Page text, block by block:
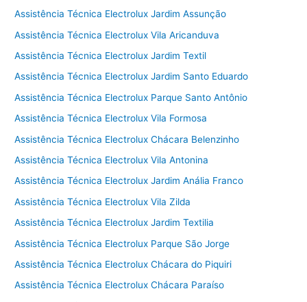
Assistência Técnica Electrolux Jardim Assunção
Assistência Técnica Electrolux Vila Aricanduva
Assistência Técnica Electrolux Jardim Textil
Assistência Técnica Electrolux Jardim Santo Eduardo
Assistência Técnica Electrolux Parque Santo Antônio
Assistência Técnica Electrolux Vila Formosa
Assistência Técnica Electrolux Chácara Belenzinho
Assistência Técnica Electrolux Vila Antonina
Assistência Técnica Electrolux Jardim Anália Franco
Assistência Técnica Electrolux Vila Zilda
Assistência Técnica Electrolux Jardim Textilia
Assistência Técnica Electrolux Parque São Jorge
Assistência Técnica Electrolux Chácara do Piquiri
Assistência Técnica Electrolux Chácara Paraíso